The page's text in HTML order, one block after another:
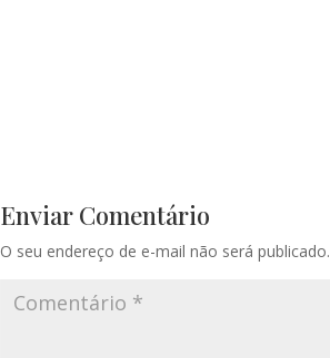
Enviar Comentário
O seu endereço de e-mail não será publicado.